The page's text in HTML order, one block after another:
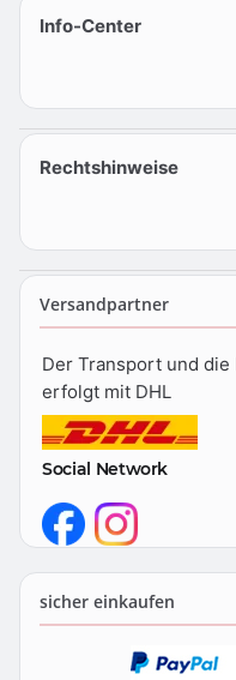
Info-Center
Rechtshinweise
Versandpartner
Der Transport und
erfolgt mit DHL
Social Network
sicher einkaufen